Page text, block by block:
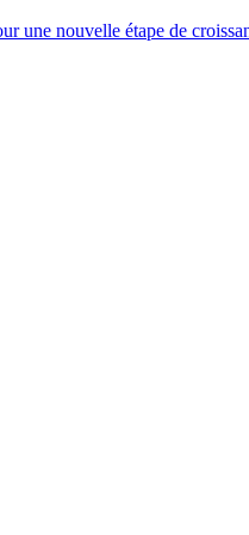
nouvelle étape de